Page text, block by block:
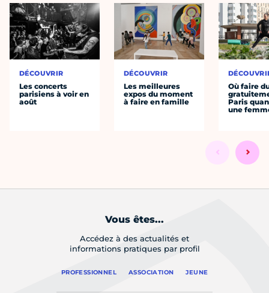
DÉCOUVRIR
Les concerts
parisiens à voir en
août
DÉCOUVRIR
Les meilleures
expos du moment
à faire en famille
Où faire
Paris
une
Vous êtes...
Accédez à des actualités et
informations pratiques par profil
PROFESSIONNEL ASSOCIATION JEUNE